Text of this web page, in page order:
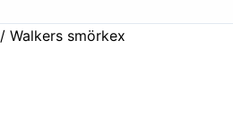
/ Walkers smörkex